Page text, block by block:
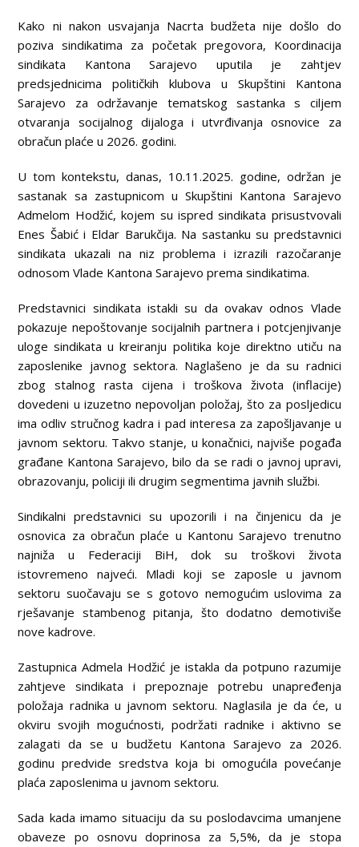
Kako ni nakon usvajanja Nacrta budžeta nije došlo do
poziva sindikatima za početak pregovora, Koordinacija
sindikata Kantona Sarajevo uputila je zahtjev
predsjednicima političkih klubova u Skupštini Kantona
Sarajevo za održavanje tematskog sastanka s ciljem
otvaranja socijalnog dijaloga i utvrđivanja osnovice za
obračun plaće u 2026. godini.
U tom kontekstu, danas, 10.11.2025. godine, održan je
sastanak sa zastupnicom u Skupštini Kantona Sarajevo
Admelom Hodžić, kojem su ispred sindikata prisustvovali
Enes Šabić i Eldar Barukčija. Na sastanku su predstavnici
sindikata ukazali na niz problema i izrazili razočaranje
odnosom Vlade Kantona Sarajevo prema sindikatima.
Predstavnici sindikata istakli su da ovakav odnos Vlade
pokazuje nepoštovanje socijalnih partnera i potcjenjivanje
uloge sindikata u kreiranju politika koje direktno utiču na
zaposlenike javnog sektora. Naglašeno je da su radnici
zbog stalnog rasta cijena i troškova života (inflacije)
dovedeni u izuzetno nepovoljan položaj, što za posljedicu
ima odliv stručnog kadra i pad interesa za zapošljavanje u
javnom sektoru. Takvo stanje, u konačnici, najviše pogađa
građane Kantona Sarajevo, bilo da se radi o javnoj upravi,
obrazovanju, policiji ili drugim segmentima javnih službi.
Sindikalni predstavnici su upozorili i na činjenicu da je
osnovica za obračun plaće u Kantonu Sarajevo trenutno
najniža u Federaciji BiH, dok su troškovi života
istovremeno najveći. Mladi koji se zaposle u javnom
sektoru suočavaju se s gotovo nemogućim uslovima za
rješavanje stambenog pitanja, što dodatno demotiviše
nove kadrove.
Zastupnica Admela Hodžić je istakla da potpuno razumije
zahtjeve sindikata i prepoznaje potrebu unapređenja
položaja radnika u javnom sektoru. Naglasila je da će, u
okviru svojih mogućnosti, podržati radnike i aktivno se
zalagati da se u budžetu Kantona Sarajevo za 2026.
godinu predvide sredstva koja bi omogućila povećanje
plaća zaposlenima u javnom sektoru.
Sada kada imamo situaciju da su poslodavcima umanjene
obaveze po osnovu doprinosa za 5,5%, da je stopa